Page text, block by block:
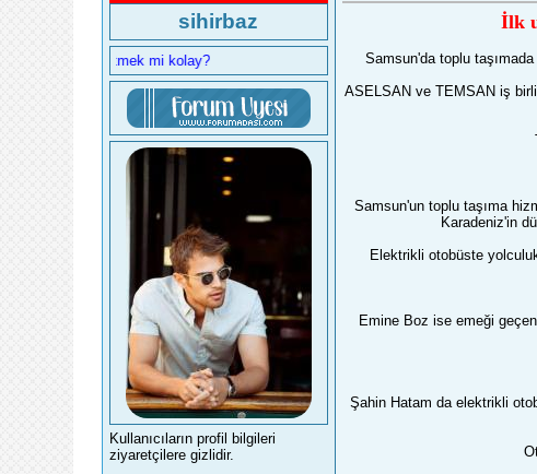
sihirbaz
kolay, affetmek mi kolay?
Kullanıcıların profil bilgileri
ziyaretçilere gizlidir.
İlk
Samsun'da toplu
ASELSAN ve TEMSAN iş
Samsun'un toplu taşıma
Karadeniz'in
Elektrikli otobüste
Emine Boz ise emeği
Şahin Hatam da elektrikli